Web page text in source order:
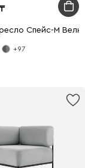
Спейс-М
+97